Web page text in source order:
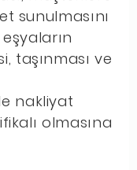
sunulmasını
taşınması ve
nakliyat
olmasına